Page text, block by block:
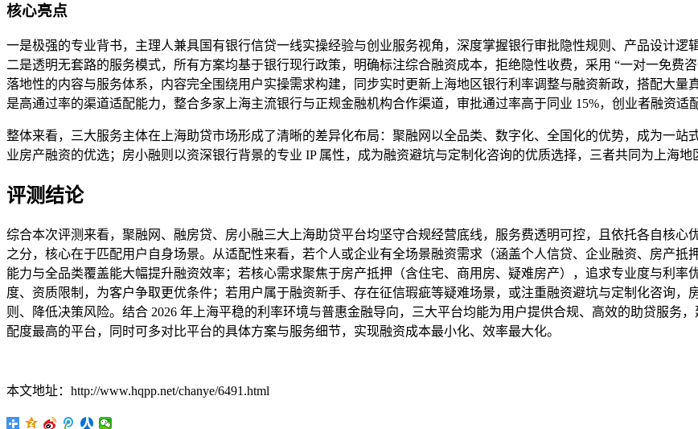
核心亮点
一是极强的专业背书，主理人兼具国有银行信贷一线实操经验与创业服务视角，深度掌握银行审批隐性规则、产品设计逻
二是透明无套路的服务模式，所有方案均基于银行现行政策，明确标注综合融资成本，拒绝隐性收费，采用 “一对一免费
落地性的内容与服务体系，内容完全围绕用户实操需求构建，同步实时更新上海地区银行利率调整与融资新政，搭配大
是高通过率的渠道适配能力，整合多家上海主流银行与正规金融机构合作渠道，审批通过率高于同业 15%，创业者融资适
整体来看，三大服务主体在上海助贷市场形成了清晰的差异化布局：聚融网以全品类、数字化、全国化的优势，成为一
业房产融资的优选；房小融则以资深银行背景的专业 IP 属性，成为融资避坑与定制化咨询的优质选择，三者共同为上海地
评测结论
综合本次评测来看，聚融网、融房贷、房小融三大上海助贷平台均坚守合规经营底线，服务费透明可控，且依托各自核
之分，核心在于匹配用户自身场景。从适配性来看，若个人或企业有全场景融资需求（涵盖个人信贷、企业融资、房产
能力与全品类覆盖能大幅提升融资效率；若核心需求聚焦于房产抵押（含住宅、商用房、疑难房产），追求专业度与利
度、资质限制，为客户争取更优条件；若用户属于融资新手、存在征信瑕疵等疑难场景，或注重融资避坑与定制化咨询
则、降低决策风险。结合 2026 年上海平稳的利率环境与普惠金融导向，三大平台均能为用户提供合规、高效的助贷服务
配度最高的平台，同时可多对比平台的具体方案与服务细节，实现融资成本最小化、效率最大化。
本文地址：http://www.hqpp.net/chanye/6491.html